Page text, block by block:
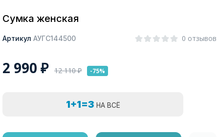
Сумка женская
Артикул АУГС144500 0 отзывов
2 990 ₽ 12 110₽ -75%
1+1=3 НА ВСЁ